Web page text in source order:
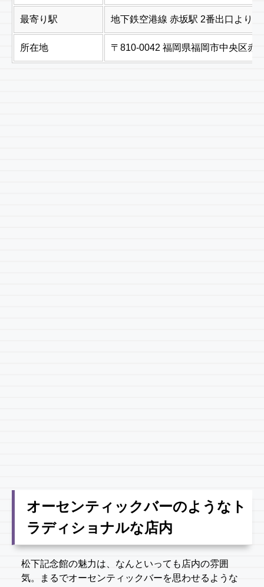
最寄り駅 地下鉄空港線 赤坂駅 2番出口より
所在地 〒810-0042 福岡県福岡市中央区赤
オーセンティックバーのようなト
ラディショナルな店内
松下記念館の魅力は、なんといっても店内の雰囲
気。まるでオーセンティックバーを思わせるような